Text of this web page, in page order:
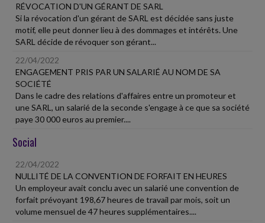
RÉVOCATION D'UN GÉRANT DE SARL
Si la révocation d'un gérant de SARL est décidée sans juste
motif, elle peut donner lieu à des dommages et intérêts. Une
SARL décide de révoquer son gérant...
22/04/2022
ENGAGEMENT PRIS PAR UN SALARIÉ AU NOM DE SA
SOCIÉTÉ
Dans le cadre des relations d'affaires entre un promoteur et
une SARL, un salarié de la seconde s'engage à ce que sa société
paye 30 000 euros au premier....
Social
22/04/2022
NULLITÉ DE LA CONVENTION DE FORFAIT EN HEURES
Un employeur avait conclu avec un salarié une convention de
forfait prévoyant 198,67 heures de travail par mois, soit un
volume mensuel de 47 heures supplémentaires....